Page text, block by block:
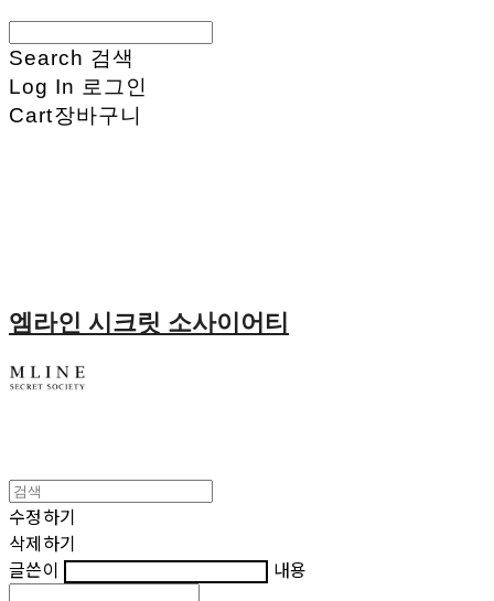
Search 검색
Log In 로그인
Cart장바구니
엠라인 시크릿 소사이어티
수정하기
삭제하기
글쓴이
내용